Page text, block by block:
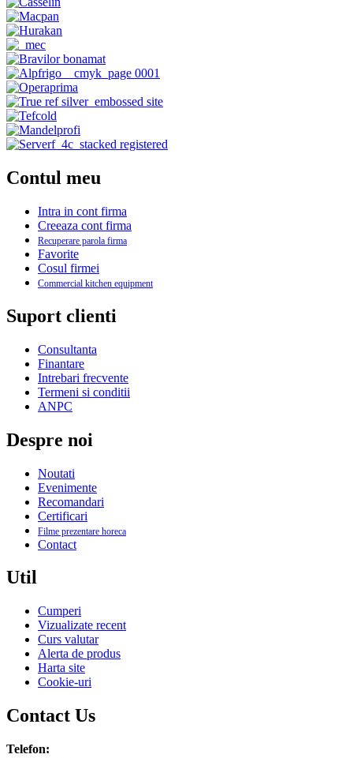
Contul meu
Intra in cont firma
Creeaza cont firma
Recuperare parola firma
Favorite
Cosul firmei
Commercial kitchen equipment
Suport clienti
Consultanta
Finantare
Intrebari frecvente
Termeni si conditii
ANPC
Despre noi
Noutati
Evenimente
Recomandari
Certificari
Filme prezentare horeca
Contact
Util
Cumperi
Vizualizate recent
Curs valutar
Alerta de produs
Harta site
Cookie-uri
Contact Us
Telefon: